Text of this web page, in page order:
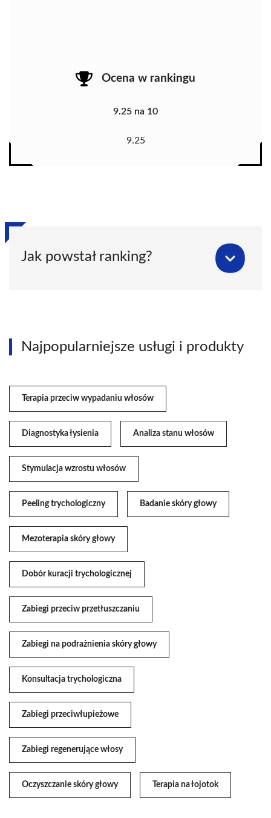
Ocena w rankingu
9.25 na 10
9.25
Jak powstał ranking?
Najpopularniejsze usługi i produkty
Terapia przeciw wypadaniu włosów
Diagnostyka łysienia Analiza stanu włosów
Stymulacja wzrostu włosów
Peeling trychologiczny Badanie skóry głowy
Mezoterapia skóry głowy
Dobór kuracji trychologicznej
Zabiegi przeciw przetłuszczaniu
Zabiegi na podrażnienia skóry głowy
Konsultacja trychologiczna
Zabiegi przeciwłupieżowe
Zabiegi regenerujące włosy
Oczyszczanie skóry głowy Terapia na łojotok